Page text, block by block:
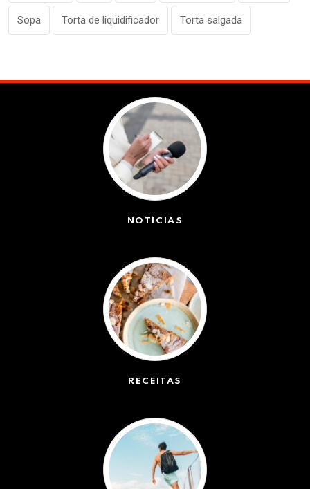
Sopa Torta de liquidificador Torta salgada
NOTÍCIAS
RECEITAS